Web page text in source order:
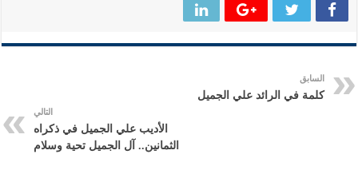
السابق
كلمة في الرائد علي الجميل
التالي
الأديب علي الجميل في ذكراه
الثمانين.. آل الجميل تحية وسلام